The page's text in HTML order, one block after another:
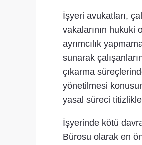
İşyeri avukatları,
vakalarının hukuki
ayrımcılık
sunarak
çıkarma
yönetilmesi
yasal süreci
İşyerinde kötü
Bürosu olarak en